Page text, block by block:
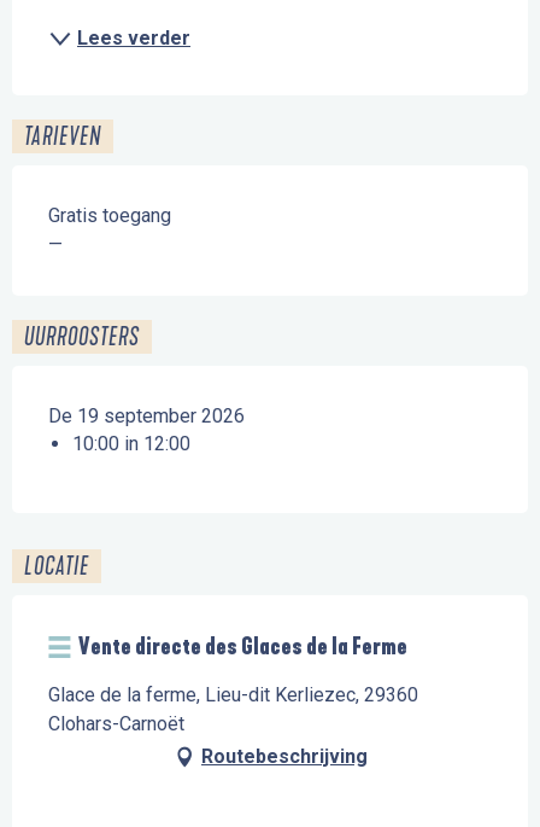
Lees verder
TARIEVEN
Gratis toegang
—
UURROOSTERS
De 19 september 2026
10:00 in 12:00
LOCATIE
Vente directe des Glaces de la Ferme
Glace de la ferme, Lieu-dit Kerliezec, 29360
Clohars-Carnoët
Routebeschrijving